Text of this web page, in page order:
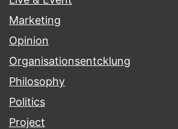
Marketing
Opinion
Organisationsentcklung
Philosophy
Politics
Project